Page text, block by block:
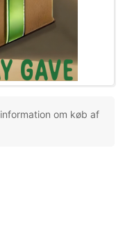
om køb af